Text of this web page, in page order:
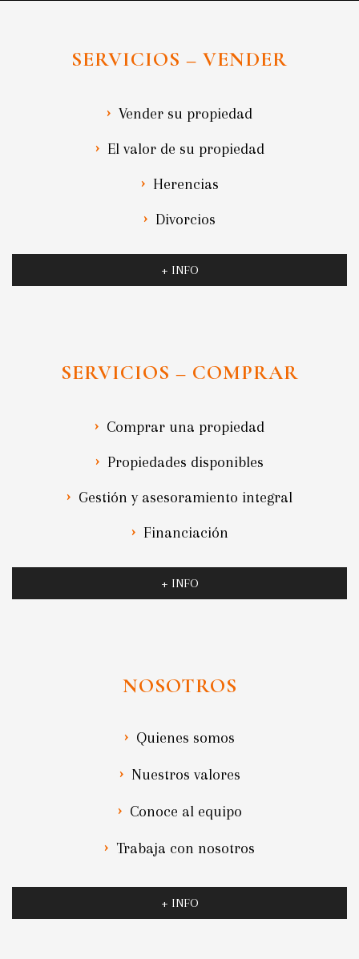
SERVICIOS – VENDER
Vender su propiedad
El valor de su propiedad
Herencias
Divorcios
+ INFO
SERVICIOS – COMPRAR
Comprar una propiedad
Propiedades disponibles
Gestión y asesoramiento integral
Financiación
+ INFO
NOSOTROS
Quienes somos
Nuestros valores
Conoce al equipo
Trabaja con nosotros
+ INFO